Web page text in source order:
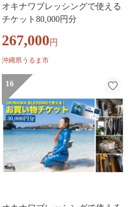
オキナワブレッシングで使える
チケット80,000円分
267,000 円
沖縄県うるま市
16